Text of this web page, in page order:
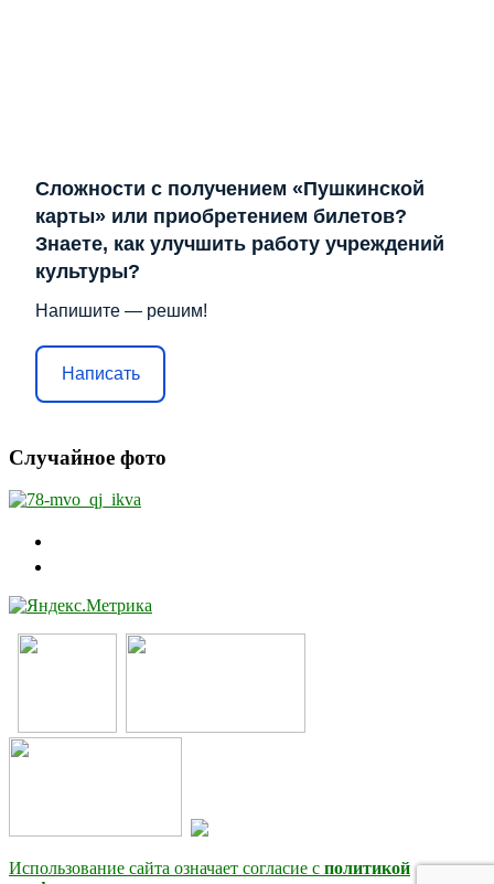
Сложности с получением «Пушкинской
карты» или приобретением билетов?
Знаете, как улучшить работу учреждений
культуры?
Напишите — решим!
Написать
Случайное фото
Использование сайта означает согласие с политикой